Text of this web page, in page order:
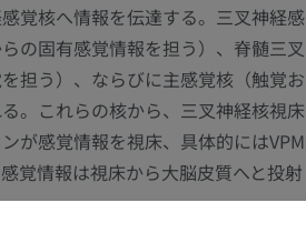
覚核へ情報を伝達する。三叉神経感
の固有感覚情報を担う）、脊髄三叉
担う）、ならびに主感覚核（触覚お
。これらの核から、三叉神経核視床
が感覚情報を視床、具体的にはVPM
覚情報は視床から大脳皮質へと投射